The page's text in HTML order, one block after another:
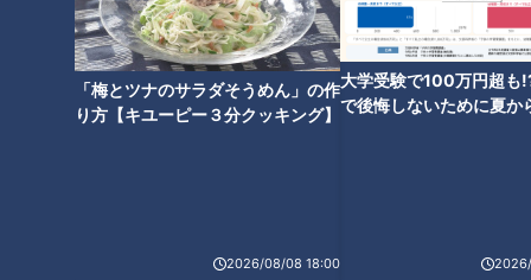
「梅とツナのサラダそうめん」の作
り方【キユーピー３分クッキング】
2026/08/08 18:00
大学受験で100万円超も
で後悔しないために夏か